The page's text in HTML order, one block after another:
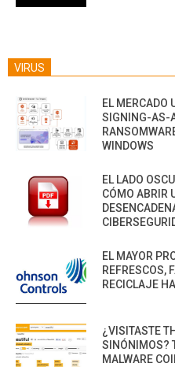
VIRUS
EL MERCADO
SIGNING-AS-
WINDOWS
EL LADO
CÓMO ABRIR
EL MAYOR
REFRESCOS,
RECICLAJE
¿VISITASTE
SINÓNIMOS?
MALWARE